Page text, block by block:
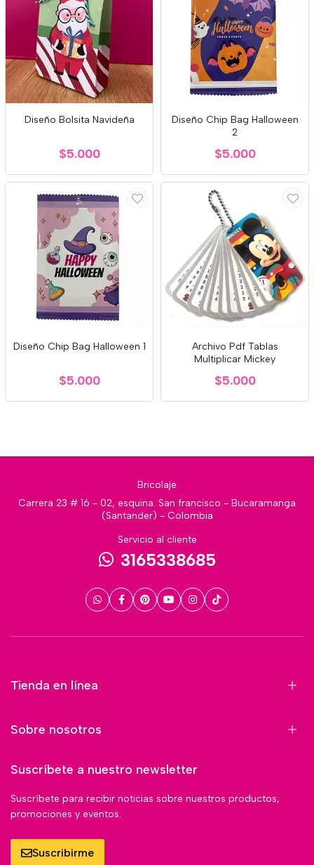
Diseño Bolsita Navideña
$5.000
Diseño Chip Bag Halloween
2
$5.000
Diseño Chip Bag Halloween 1
$5.000
Archivo Pdf Tablas
Multiplicar Mickey
$5.000
Bricolaje
Carrera 23 # 16 - 02, esquina. San francisco - Bucaramanga
(Santander) - Colombia
Servicio al cliente
3165338685
Tienda en línea
Sobre nosotros
Suscríbete a nuestro newsletter
Suscríbete para recibir noticias sobre nuestros productos,
promociones y eventos.
Suscribirme